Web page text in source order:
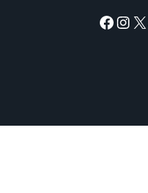
Facebook Instagram X